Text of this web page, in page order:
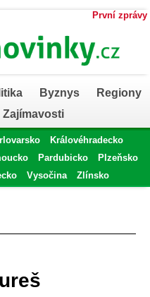
První zprávy
Byznys
Regiony
Zajímavosti
Královéhradecko
Pardubicko
Plzeňsko
Vysočina Zlínsko